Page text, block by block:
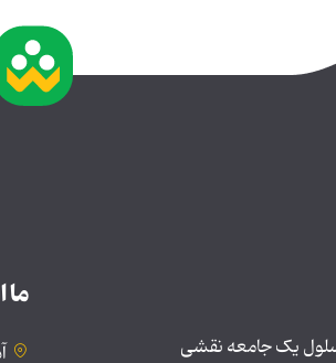
یک جامعه نقشی
ما